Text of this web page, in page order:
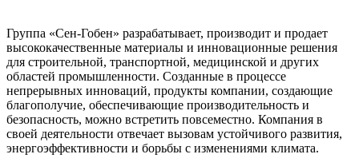
Группа «Сен-Гобен» разрабатывает, производит и продает
высококачественные материалы и инновационные решения
для строительной, транспортной, медицинской и других
областей промышленности. Созданные в процессе
непрерывных инноваций, продукты компании, создающие
благополучие, обеспечивающие производительность и
безопасность, можно встретить повсеместно. Компания в
своей деятельности отвечает вызовам устойчивого развития,
энергоэффективности и борьбы с изменениями климата.